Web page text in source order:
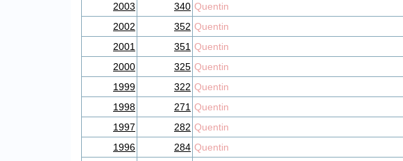
2003
340 Quentin
2002
352 Quentin
2001
351 Quentin
2000
325 Quentin
1999
322 Quentin
1998
271 Quentin
1997
282 Quentin
1996
284 Quentin